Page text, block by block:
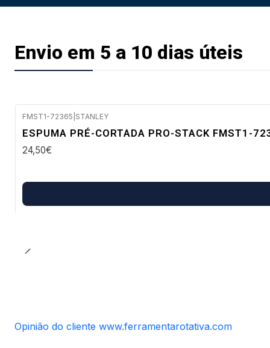
Envio em 5 a 10 dias úteis
FMST1-72365 STANLEY
ESPUMA PRÉ-CORTADA PRO-STACK FMST1-
24,50€
Opinião do cliente www.ferramentarotativa.com